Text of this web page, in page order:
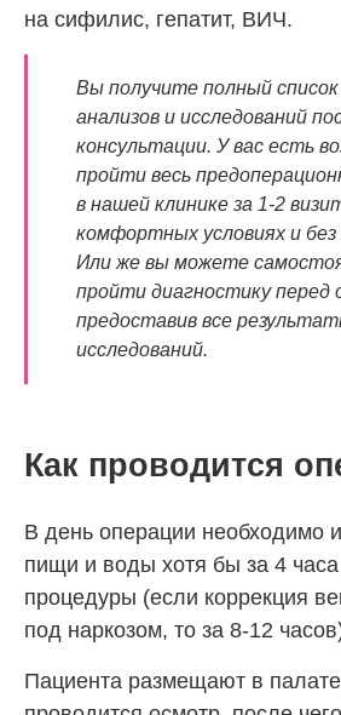
на сифилис, гепатит, ВИЧ.
Вы получите полный
анализов и исследований
консультации. У вас есть
пройти весь
в нашей клинике за 1-2
комфортных условиях и без
Или же вы можете
пройти диагностику перед
предоставив все
исследований.
Как проводится
В день операции необходимо
пищи и воды хотя бы за 4
процедуры (если коррекция
под наркозом, то за 8-12
Пациента размещают в